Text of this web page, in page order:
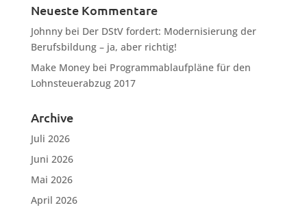
Neueste Kommentare
Johnnybei Der DStV fordert: Modernisierung der
Berufsbildung – ja, aber richtig!
Make Moneybei Programmablaufpläne für den
Lohnsteuerabzug 2017
Archive
Juli 2026
Juni 2026
Mai 2026
April 2026